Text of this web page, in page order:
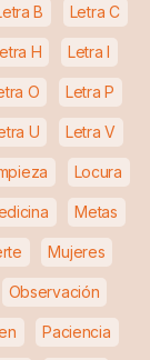
B Letra C
H Letra I
O Letra P
U Letra V
Locura
Metas
Mujeres
Observación
Paciencia